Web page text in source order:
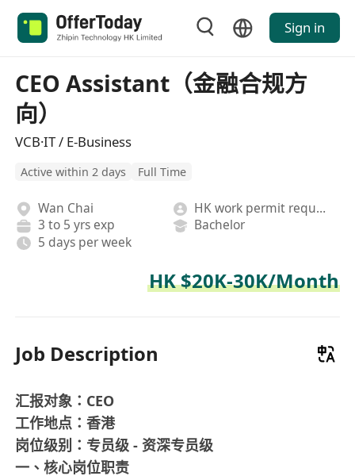
Sign in
CEO Assistant（金融合规方
向）
VCB·IT / E-Business
Active within 2 days Full Time
Wan Chai
HK work permit required
3 to 5 yrs exp
Bachelor
5 days per week
HK $20K-30K/Month
Job Description
汇报对象：CEO​
工作地点：香港​
岗位级别：专员级 - 资深专员级​
一、核心岗位职责​